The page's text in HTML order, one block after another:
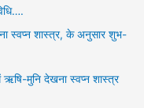
स्वप्न शास्त्र, के अनुसार शुभ-
मुनि देखना स्वप्न शास्त्र